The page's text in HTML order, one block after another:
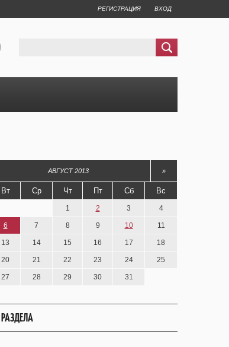
РЕГИСТРАЦИЯ ВХОД
АВГУСТ 2013 »
Вт Ср Чт Пт Сб Вс
1 2 3 4
6 7 8 9 10 11
13 14 15 16 17 18
20 21 22 23 24 25
27 28 29 30 31